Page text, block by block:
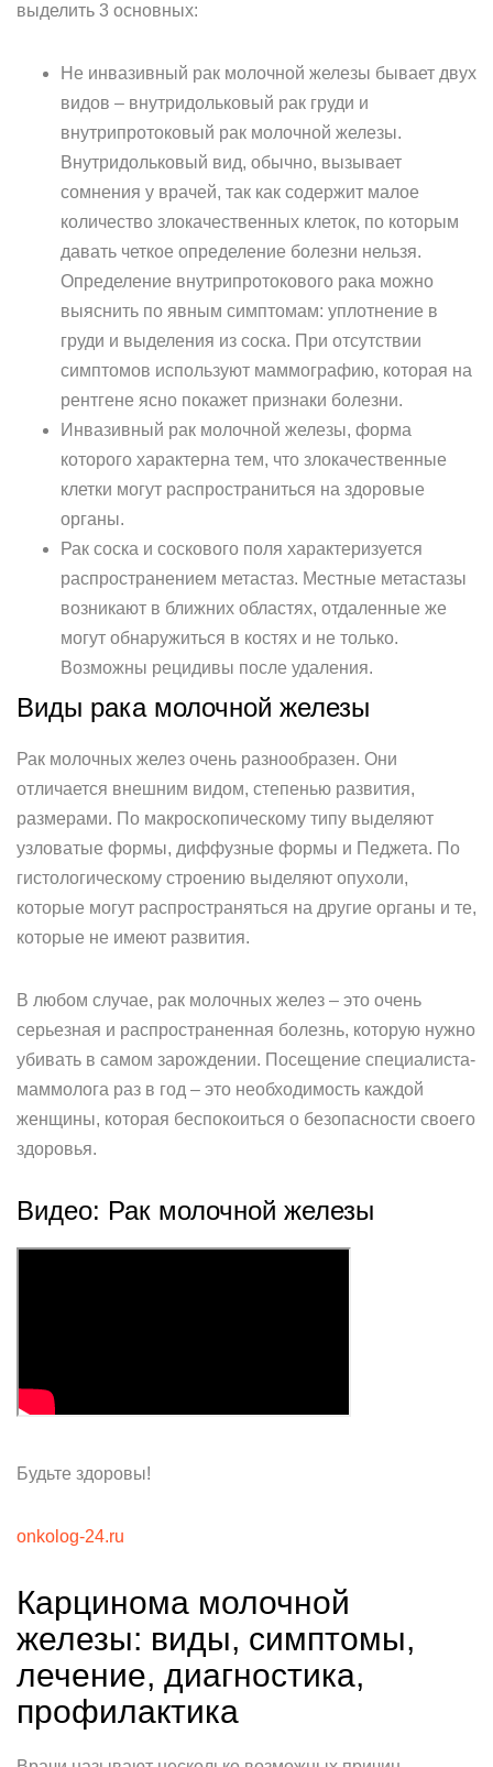
выделить 3 основных:
Не инвазивный рак молочной железы бывает двух
видов – внутридольковый рак груди и
внутрипротоковый рак молочной железы.
Внутридольковый вид, обычно, вызывает
сомнения у врачей, так как содержит малое
количество злокачественных клеток, по которым
давать четкое определение болезни нельзя.
Определение внутрипротокового рака можно
выяснить по явным симптомам: уплотнение в
груди и выделения из соска. При отсутствии
симптомов используют маммографию, которая на
рентгене ясно покажет признаки болезни.
Инвазивный рак молочной железы, форма
которого характерна тем, что злокачественные
клетки могут распространиться на здоровые
органы.
Рак соска и соскового поля характеризуется
распространением метастаз. Местные метастазы
возникают в ближних областях, отдаленные же
могут обнаружиться в костях и не только.
Возможны рецидивы после удаления.
Виды рака молочной железы
Рак молочных желез очень разнообразен. Они
отличается внешним видом, степенью развития,
размерами. По макроскопическому типу выделяют
узловатые формы, диффузные формы и Педжета. По
гистологическому строению выделяют опухоли,
которые могут распространяться на другие органы и те,
которые не имеют развития.
В любом случае, рак молочных желез – это очень
серьезная и распространенная болезнь, которую нужно
убивать в самом зарождении. Посещение специалиста-
маммолога раз в год – это необходимость каждой
женщины, которая беспокоиться о безопасности своего
здоровья.
Видео: Рак молочной железы
Будьте здоровы!
onkolog-24.ru
Карцинома молочной
железы: виды, симптомы,
лечение, диагностика,
профилактика